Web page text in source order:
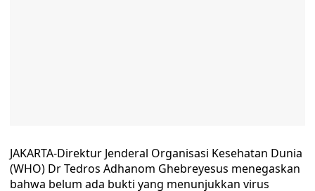
JAKARTA-Direktur Jenderal Organisasi Kesehatan Dunia
(WHO) Dr Tedros Adhanom Ghebreyesus menegaskan
bahwa belum ada bukti yang menunjukkan virus